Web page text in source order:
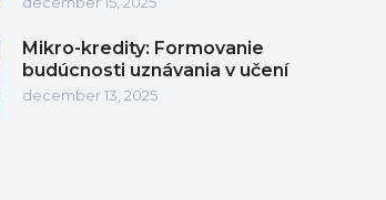
Mikro-kredity: Formovanie
budúcnosti uznávania v učení
december 13, 2025